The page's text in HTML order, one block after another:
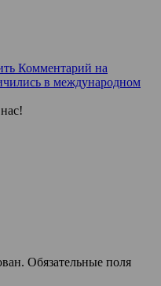
Комментарий на
в международном
Обязательные поля